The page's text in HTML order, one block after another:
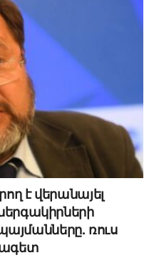
է վերանայել
ռուս